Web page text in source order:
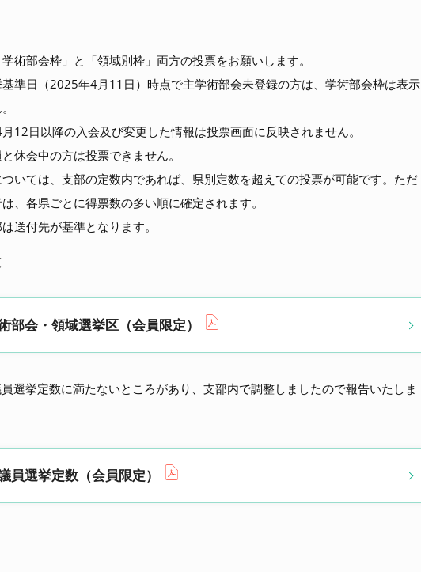
学術部会枠」と「領域別枠」両方の投票をお願いします。
準日（2025年4月11日）時点で主学術部会未登録の方は、学術部会枠は表示
12日以降の入会及び変更した情報は投票画面に反映されません。
休会中の方は投票できません。
いては、支部の定数内であれば、県別定数を超えての投票が可能です。ただ
、各県ごとに得票数の多い順に確定されます。
送付先が基準となります。
部会・領域選挙区（会員限定）
選挙定数に満たないところがあり、支部内で調整しましたので報告いたしま
員選挙定数（会員限定）